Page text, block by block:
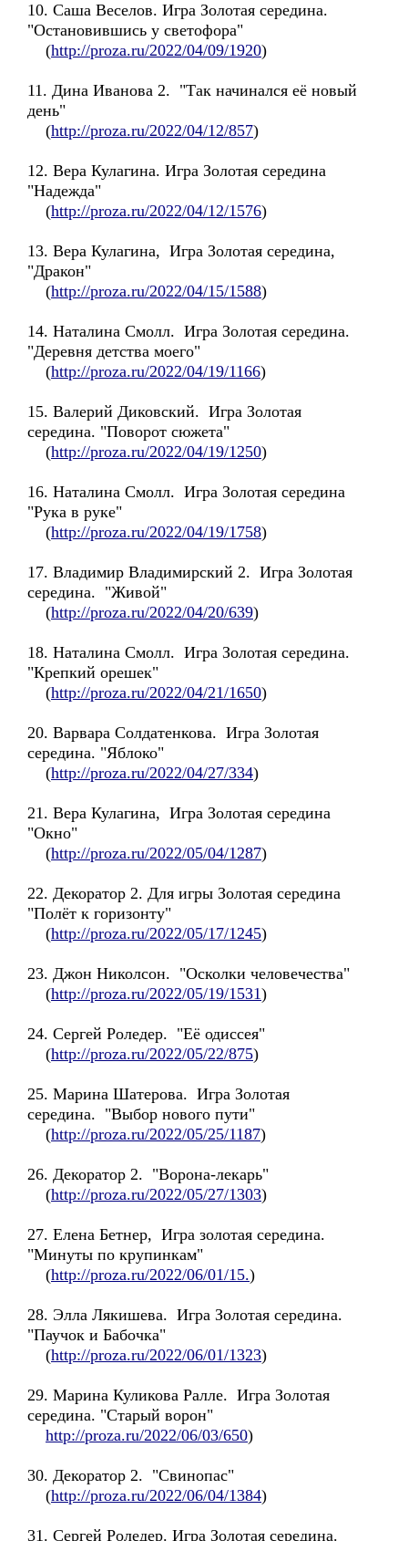
10. Саша Веселов. Игра Золотая середина.
"Остановившись у светофора"
(http://proza.ru/2022/04/09/1920)
11. Дина Иванова 2. "Так начинался её новый
день"
(http://proza.ru/2022/04/12/857)
12. Вера Кулагина. Игра Золотая середина
"Надежда"
(http://proza.ru/2022/04/12/1576)
13. Вера Кулагина, Игра Золотая середина,
"Дракон"
(http://proza.ru/2022/04/15/1588)
14. Наталина Смолл. Игра Золотая середина.
"Деревня детства моего"
(http://proza.ru/2022/04/19/1166)
15. Валерий Диковский. Игра Золотая
середина. "Поворот сюжета"
(http://proza.ru/2022/04/19/1250)
16. Наталина Смолл. Игра Золотая середина
"Рука в руке"
(http://proza.ru/2022/04/19/1758)
17. Владимир Владимирский 2. Игра Золотая
середина. "Живой"
(http://proza.ru/2022/04/20/639)
18. Наталина Смолл. Игра Золотая середина.
"Крепкий орешек"
(http://proza.ru/2022/04/21/1650)
20. Варвара Солдатенкова. Игра Золотая
середина. "Яблоко"
(http://proza.ru/2022/04/27/334)
21. Вера Кулагина, Игра Золотая середина
"Окно"
(http://proza.ru/2022/05/04/1287)
22. Декоратор 2. Для игры Золотая середина
"Полёт к горизонту"
(http://proza.ru/2022/05/17/1245)
23. Джон Николсон. "Осколки человечества"
(http://proza.ru/2022/05/19/1531)
24. Сергей Роледер. "Её одиссея"
(http://proza.ru/2022/05/22/875)
25. Марина Шатерова. Игра Золотая
середина. "Выбор нового пути"
(http://proza.ru/2022/05/25/1187)
26. Декоратор 2. "Ворона-лекарь"
(http://proza.ru/2022/05/27/1303)
27. Елена Бетнер, Игра золотая середина.
"Минуты по крупинкам"
(http://proza.ru/2022/06/01/15.)
28. Элла Лякишева. Игра Золотая середина.
"Паучок и Бабочка"
(http://proza.ru/2022/06/01/1323)
29. Марина Куликова Ралле. Игра Золотая
середина. "Старый ворон"
http://proza.ru/2022/06/03/650)
30. Декоратор 2. "Свинопас"
(http://proza.ru/2022/06/04/1384)
31. Сергей Роледер. Игра Золотая середина.